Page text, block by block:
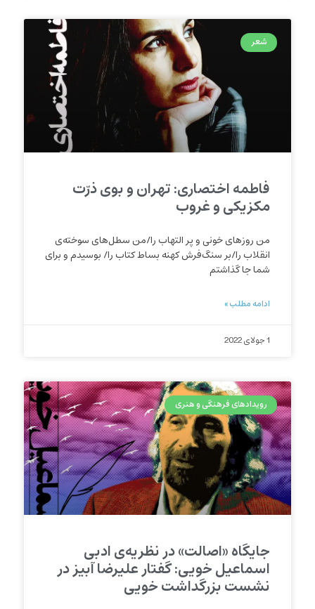
شعر
فاطمه اختصاری: تهران و بوی ذرّت
مکزیکی و غروب
من روزهای خونی و پر التهاب را/من سطل‌های سوخته‌ی
انقلاب را/بر سنگ‌فرش کهنه بساط کتاب را/ بوسیدم و برای
شما جا گذاشتم
ادامه مطلب »
1 جولای 2022
رویدادهای فرهنگی و هنری
جایگاه «اصالت» در نظریه‌ی ادبی
اسماعیل خویی: گفتار علیرضا آبیز در
نشست بزرگداشت خویی